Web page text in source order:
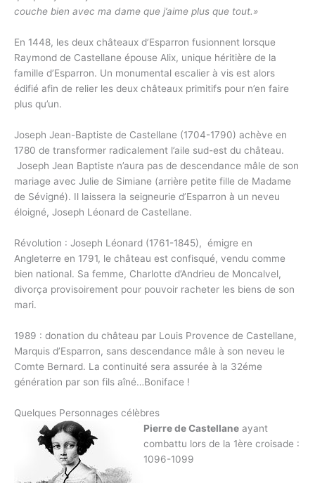
couche bien avec ma dame que j’aime plus que tout.»
En 1448, les deux châteaux d’Esparron fusionnent lorsque
Raymond de Castellane épouse Alix, unique héritière de la
famille d’Esparron. Un monumental escalier à vis est alors
édifié afin de relier les deux châteaux primitifs pour n’en faire
plus qu’un.
Joseph Jean-Baptiste de Castellane (1704-1790) achève en
1780 de transformer radicalement l’aile sud-est du château.
Joseph Jean Baptiste n’aura pas de descendance mâle de son
mariage avec Julie de Simiane (arrière petite fille de Madame
de Sévigné). Il laissera la seigneurie d’Esparron à un neveu
éloigné, Joseph Léonard de Castellane.
Révolution : Joseph Léonard (1761-1845), émigre en
Angleterre en 1791, le château est confisqué, vendu comme
bien national. Sa femme, Charlotte d’Andrieu de Moncalvel,
divorça provisoirement pour pouvoir racheter les biens de son
mari.
1989 : donation du château par Louis Provence de Castellane,
Marquis d’Esparron, sans descendance mâle à son neveu le
Comte Bernard. La continuité sera assurée à la 32éme
génération par son fils aîné…Boniface !
Quelques Personnages célèbres
Pierre de Castellane ayant
combattu lors de la 1ère croisade :
1096-1099